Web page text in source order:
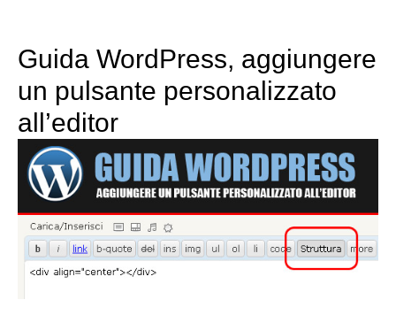
Guida WordPress, aggiungere
un pulsante personalizzato
all’editor